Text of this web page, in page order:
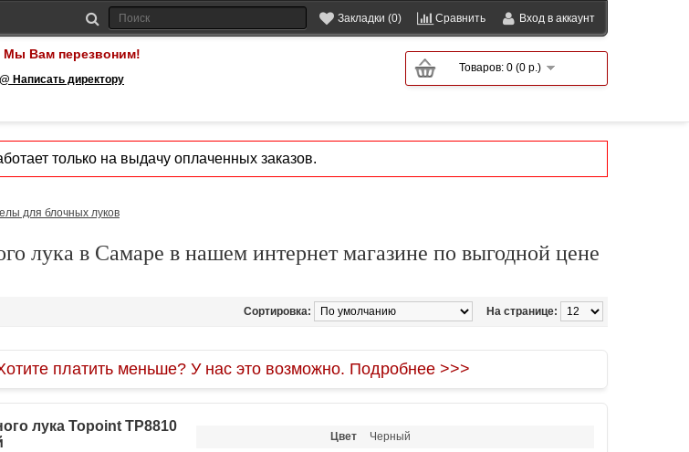
Закладки (0) Сравнить Вход в аккаунт
Мы Вам перезвоним!
@ Написать директору
Товаров: 0 (0 р.)
только на выдачу оплаченных заказов.
для блочных луков
лука в Самаре в нашем интернет магазине по выгодной цене
На странице:
Сортировка:
платить меньше? У нас это возможно. Подробнее >>>
лука Topoint TP8810
Цвет
Черный